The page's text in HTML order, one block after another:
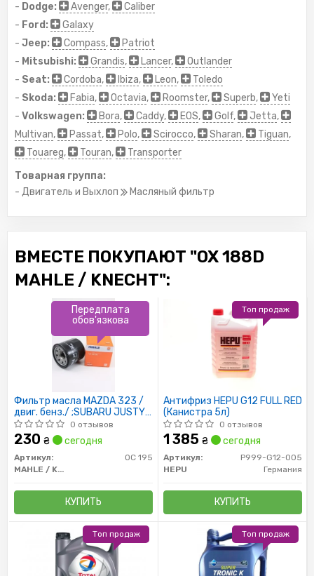
- Dodge: Avenger,
Caliber
- Ford:
Galaxy
- Jeep: Compass,
Patriot
- Mitsubishi: Grandis, Lancer,
Outlander
- Seat: Cordoba, Ibiza, Leon,
Toledo
- Skoda: Fabia, Octavia, Roomster, Superb,
Yeti
- Volkswagen: Bora, Caddy, EOS, Golf, Jetta,
Multivan, Passat, Polo, Scirocco, Sharan, Tiguan,
Touareg, Touran,
Transporter
Товарная группа:
- Двигатель и Выхлоп
Масляный фильтр
ВМЕСТЕ ПОКУПАЮТ "OX 188D
MAHLE / KNECHT":
Фильтр масла MAZDA 323 /
двиг. бенз./ ;SUBARU JUSTY
H=65MM
0 отзывов
230 ₴ сегодня
Артикул:
OC 195
MAHLE / KNECHT
КУПИТЬ
Передплата
обов'язкова
Антифриз HEPU G12 FULL RED
(Канистра 5л)
0 отзывов
1 385 ₴ сегодня
Артикул:
P999-G12-005
HEPU
Германия
КУПИТЬ
Топ продаж
Топ продаж Топ продаж